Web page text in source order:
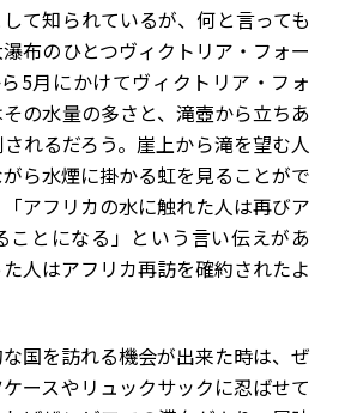
て知られているが、何と言っても
布のひとつヴィクトリア・フォー
5月にかけてヴィクトリア・フォ
の水量の多さと、滝壺から立ちあ
れるだろう。崖上から滝を望む人
ら水煙に掛かる虹を見ることがで
アフリカの水に触れた人は再びア
ことになる」という言い伝えがあ
人はアフリカ再訪を確約されたよ
国を訪れる機会が出来た時は、ぜ
ースやリュックサックに忍ばせて